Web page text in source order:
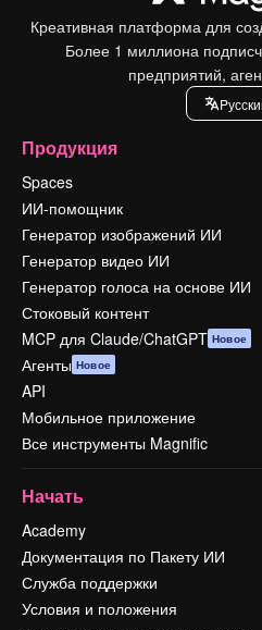
Креативная платформа для
Более 1 миллиона
предприятий,
Продукция
Spaces
ИИ-помощник
Генератор изображений ИИ
Генератор видео ИИ
Генератор голоса на основе ИИ
Стоковый контент
MCP для Claude/ChatGPT Новое
Агенты Новое
API
Мобильное приложение
Все инструменты Magnific
Начать
Academy
Документация по Пакету ИИ
Служба поддержки
Условия и положения